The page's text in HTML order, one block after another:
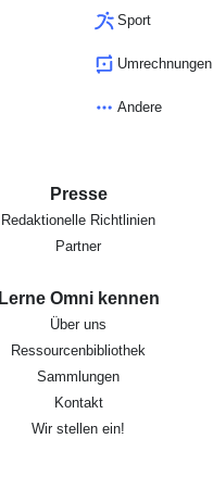
Sport
Umrechnungen
Andere
Presse
Redaktionelle Richtlinien
Partner
Lerne Omni kennen
Über uns
Ressourcenbibliothek
Sammlungen
Kontakt
Wir stellen ein!